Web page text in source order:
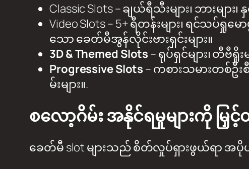
Classic Slots – ချယ်ရီသီးများ၊ ဘားမ
Video Slots – 5+ ရီတန်းများ၊ ရင်သပ်
သော ခေတ်မီအွန်လိုင်းဗားရှင်းများ။
3D & Themed Slots – ရုပ်ရှင်များ၊ တီဗီ
Progressive Slots – ကစားသမားတစ်ဦ
မ်းများ။.
စလော့ဂိမ်း အနိုင်ရမှုများကို မ
ခေတ်မီ slot များသည် စိတ်လှုပ်ရှားဖွယ်ရာ အပို